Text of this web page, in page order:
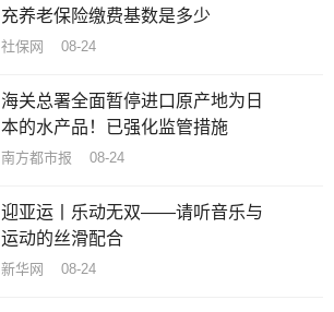
充养老保险缴费基数是多少
社保网 08-24
海关总署全面暂停进口原产地为日
本的水产品！已强化监管措施
南方都市报 08-24
迎亚运丨乐动无双——请听音乐与
运动的丝滑配合
新华网 08-24